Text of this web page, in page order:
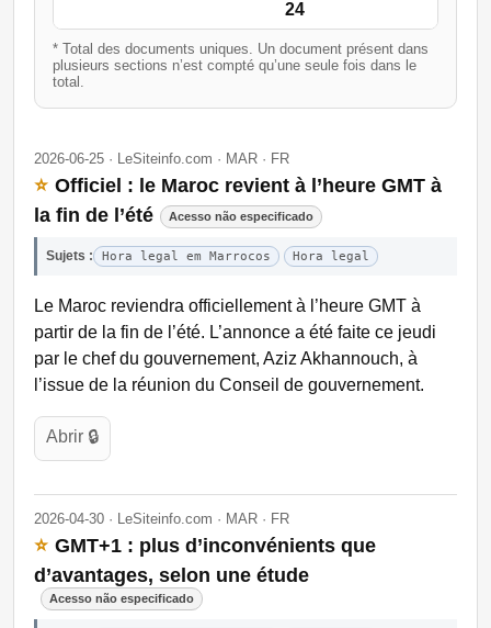
24
* Total des documents uniques. Un document présent dans
plusieurs sections n’est compté qu’une seule fois dans le
total.
2026-06-25 · LeSiteinfo.com · MAR · FR
⭐ Officiel : le Maroc revient à l’heure GMT à
la fin de l’été
Acesso não especificado
Sujets : Hora legal em Marrocos Hora legal
Le Maroc reviendra officiellement à l’heure GMT à
partir de la fin de l’été. L’annonce a été faite ce jeudi
par le chef du gouvernement, Aziz Akhannouch, à
l’issue de la réunion du Conseil de gouvernement.
Abrir 🔒
2026-04-30 · LeSiteinfo.com · MAR · FR
⭐ GMT+1 : plus d’inconvénients que
d’avantages, selon une étude
Acesso não especificado